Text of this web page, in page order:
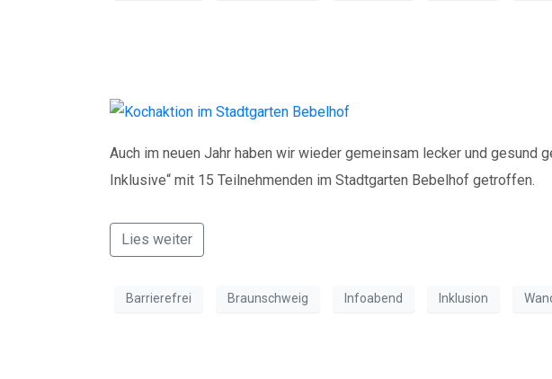
Auch im neuen Jahr haben wir wieder gemeinsam lecker und gesund
Inklusive“ mit 15 Teilnehmenden im Stadtgarten Bebelhof getroffen.
Lies weiter
Barrierefrei Braunschweig Infoabend Inklusion